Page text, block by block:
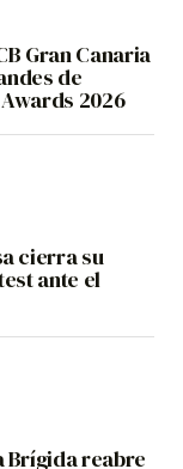
Gran Canaria
de
2026
cierra su
ante el
Brígida reabre